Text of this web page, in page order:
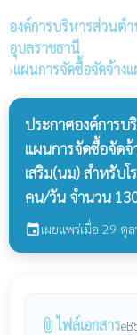
องค์การบริหารส่วนต
อุบลราชธานี
›แผนการจัดซื้อจัดจ้าง
ประกาศองค์การบ
แผนการจัดซื้อจัดจ้
เสริม(นม) สำหรับโ
คน/วัน จำนวน
eventเผยแพร่เมื่อ 29 ตุ
attach_file ไฟล์เอกสาร